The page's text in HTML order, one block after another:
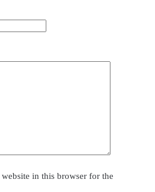
in this browser for the